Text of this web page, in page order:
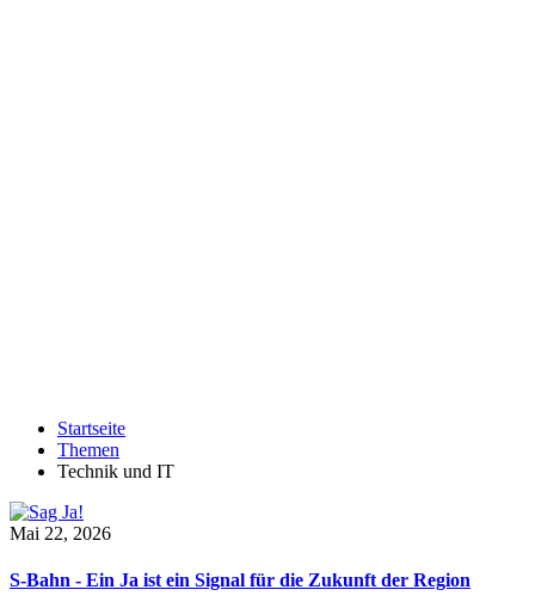
Startseite
Themen
Technik und IT
Mai 22, 2026
S-Bahn - Ein Ja ist ein Signal für die Zukunft der Region